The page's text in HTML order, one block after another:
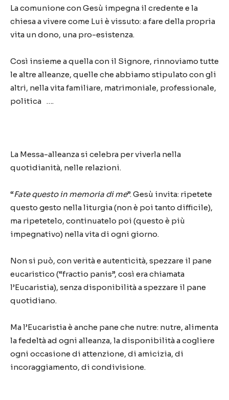
La comunione con Gesù impegna il credente e la
chiesa a vivere come Lui è vissuto: a fare della propria
vita un dono, una pro-esistenza.
Così insieme a quella con il Signore, rinnoviamo tutte
le altre alleanze, quelle che abbiamo stipulato con gli
altri, nella vita familiare, matrimoniale, professionale,
politica ….
La Messa-alleanza si celebra per viverla nella
quotidianità, nelle relazioni.
“Fate questo in memoria di me”. Gesù invita: ripetete
questo gesto nella liturgia (non è poi tanto difficile),
ma ripetetelo, continuatelo poi (questo è più
impegnativo) nella vita di ogni giorno.
Non si può, con verità e autenticità, spezzare il pane
eucaristico (“fractio panis”, così era chiamata
l’Eucaristia), senza disponibilità a spezzare il pane
quotidiano.
Ma l’Eucaristia è anche pane che nutre: nutre, alimenta
la fedeltà ad ogni alleanza, la disponibilità a cogliere
ogni occasione di attenzione, di amicizia, di
incoraggiamento, di condivisione.